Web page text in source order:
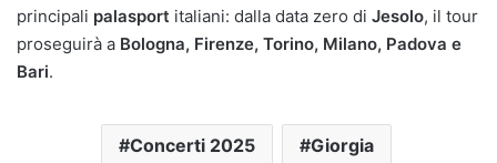
principali palasport italiani: dalla data zero di Jesolo, il tour
proseguirà a Bologna, Firenze, Torino, Milano, Padova e
Bari.
Concerti 2025 Giorgia